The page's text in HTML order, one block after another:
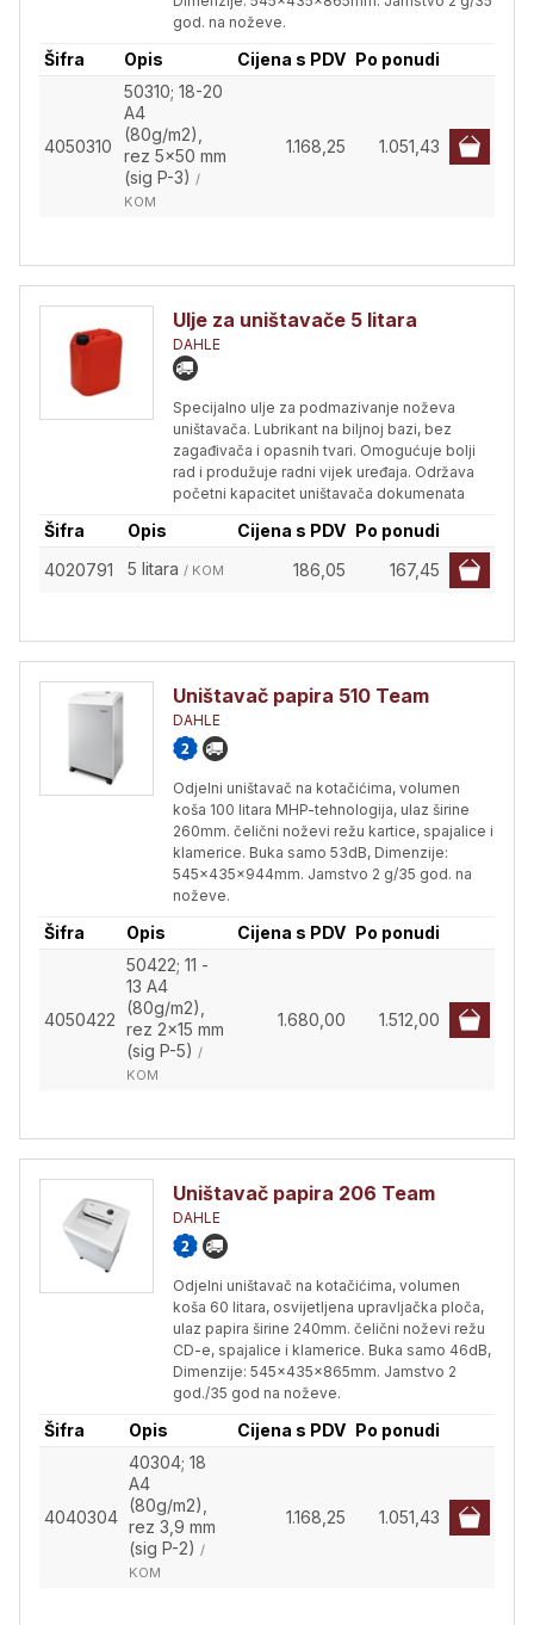
god. na noževe.
Šifra Opis Cijena s PDV Po ponudi
4050310
50310; 18-20
A4
(80g/m2),
rez 5x50 mm
(sig P-3) /
KOM
1.168,25 1.051,43
Ulje za uništavače 5 litara
DAHLE
Specijalno ulje za podmazivanje noževa
uništavača. Lubrikant na biljnoj bazi, bez
zagađivača i opasnih tvari. Omogućuje bolji
rad i produžuje radni vijek uređaja. Održava
početni kapacitet uništavača dokumenata
Šifra Opis Cijena s PDV Po ponudi
4020791
5 litara / KOM 186,05 167,45
Uništavač papira 510 Team
DAHLE
Odjelni uništavač na kotačićima, volumen
koša 100 litara MHP-tehnologija, ulaz širine
260mm. čelični noževi režu kartice, spajalice i
klamerice. Buka samo 53dB, Dimenzije:
545x435x944mm. Jamstvo 2 g/35 god. na
noževe.
Šifra Opis Cijena s PDV Po ponudi
4050422
50422; 11 -
13 A4
(80g/m2),
rez 2x15 mm
(sig P-5) /
KOM
1.680,00 1.512,00
Uništavač papira 206 Team
DAHLE
Odjelni uništavač na kotačićima, volumen
koša 60 litara, osvijetljena upravljačka ploča,
ulaz papira širine 240mm. čelični noževi režu
CD-e, spajalice i klamerice. Buka samo 46dB,
Dimenzije: 545x435x865mm. Jamstvo 2
god./35 god na noževe.
Šifra Opis Cijena s PDV Po ponudi
4040304
40304; 18
A4
(80g/m2),
rez 3,9 mm
(sig P-2) /
KOM
1.168,25 1.051,43